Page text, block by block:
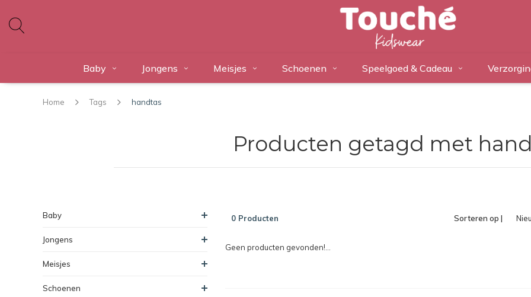
Baby Jongens Meisjes Schoenen Speelgoed & Cadeau
Home Tags handtas
Producten getagd met
Baby
Jongens
Meisjes
Schoenen
0 Producten Sorteren op |
Geen producten gevonden!...